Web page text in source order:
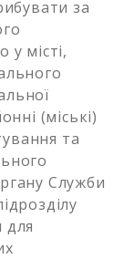
за
місті,
(міські)
та
Служби
для